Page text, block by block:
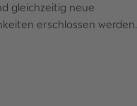
gleichzeitig neue
erschlossen werden.